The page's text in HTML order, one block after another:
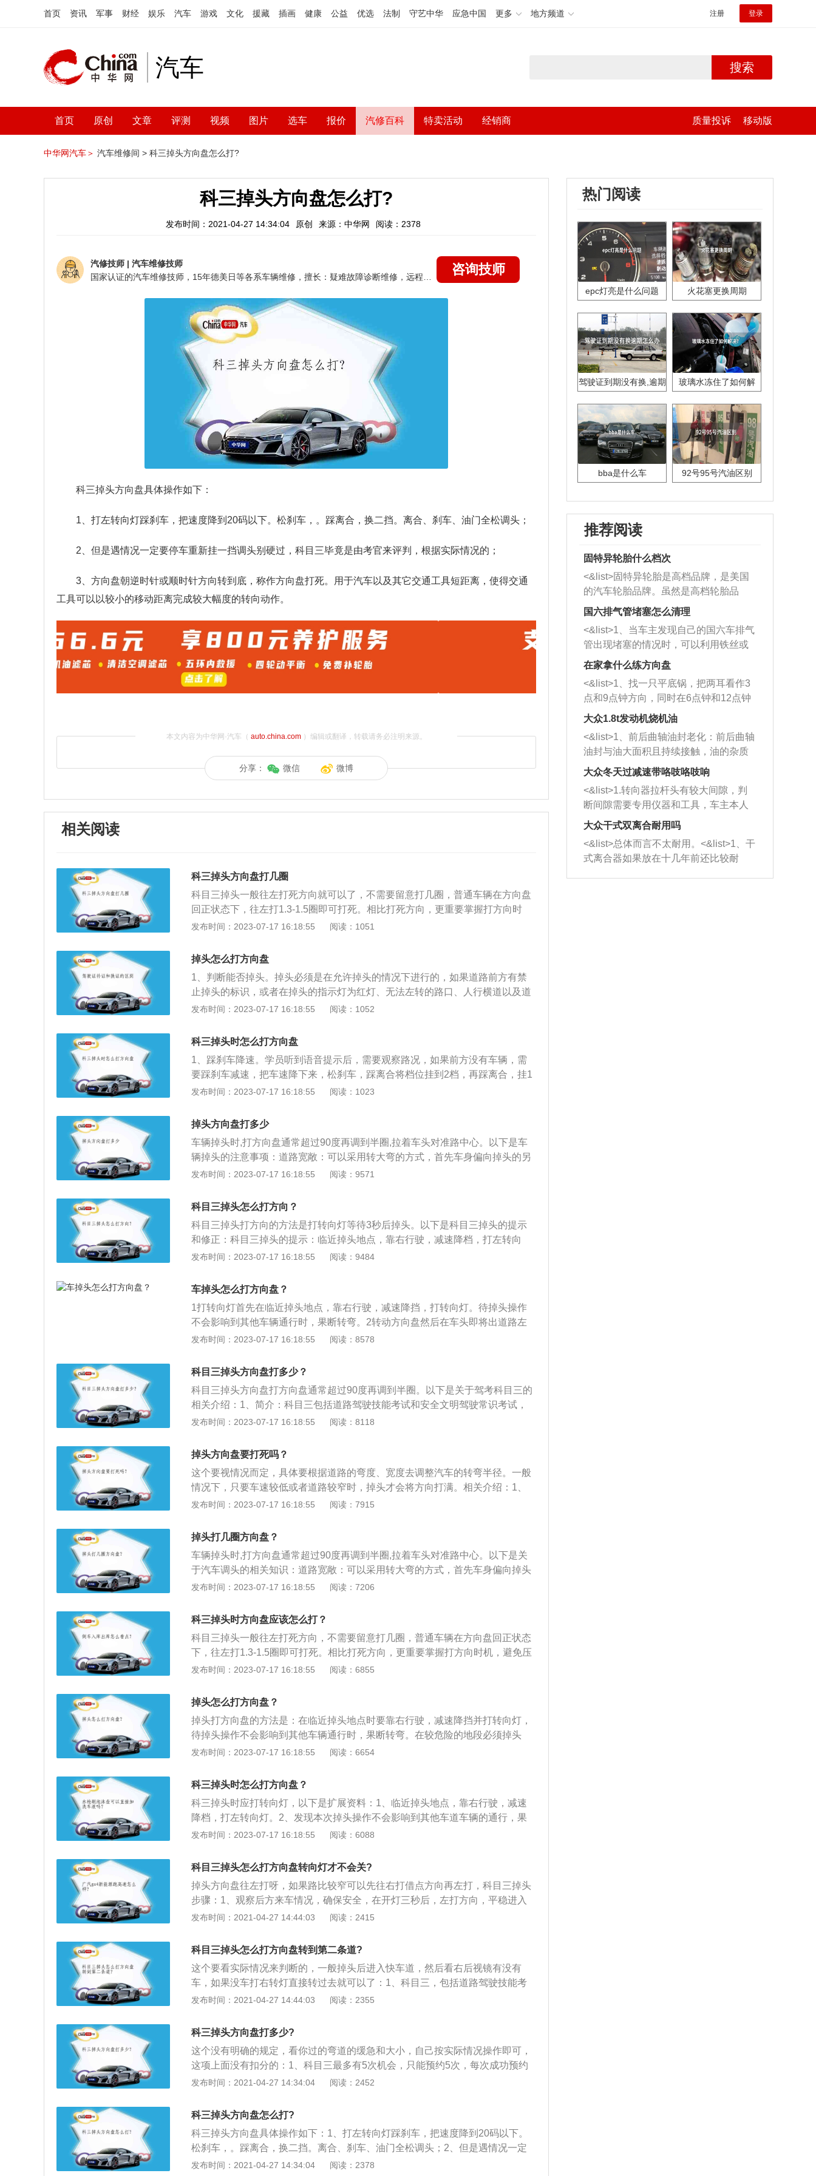
首页 资讯 军事 财经 娱乐 汽车 游戏 文化 援藏 插画 健康 公益 优选 法制 守艺中华 应急中国 更多 地方频道 注册 登录
汽车 搜索
首页 原创 文章 评测 视频 图片 选车 报价 汽修百科 特卖活动 经销商 质量投诉 移动版
中华网汽车＞ 汽车维修间 > 科三掉头方向盘怎么打?
科三掉头方向盘怎么打?
发布时间：2021-04-27 14:34:04 原创 来源：中华网 阅读：2378
汽修技师 | 汽车维修技师
咨询技师
科三掉头方向盘具体操作如下：
1、打左转向灯踩刹车，把速度降到20码以下。松刹车，。踩离合，换二挡。离合、刹车、油门全松调头；
2、但是遇情况一定要停车重新挂一挡调头别硬过，科目三毕竟是由考官来评判，根据实际情况的；
3、方向盘朝逆时针或顺时针方向转到底，称作方向盘打死。用于汽车以及其它交通工具短距离，使得交通
工具可以以较小的移动距离完成较大幅度的转向动作。
本文内容为中华网·汽车（ auto.china.com）编辑或翻译，转载请务必注明来源。
分享： 微信 微博
相关阅读
科三掉头方向盘打几圈
科目三掉头一般往左打死方向就可以了，不需要留意打几圈，普通车辆在方向盘
回正状态下，往左打1.3-1.5圈即可打死。相比打死方向，更重要掌握打方向时
机，避免压线直接挂科。掉头前应仔细观察路况，在不影响其他车辆或行人通
头，不能在人行道上掉头或停在人行道上。遇到红绿灯路口掉头，道路中心线靠
近车辆一侧为虚线，可直接掉头；道路中心线靠近车辆一侧为实线，等红绿灯亮
了越过停止线掉头。考试车道最内侧为直行车道，车辆靠近中心线是虚线，在确
认安全且不影响其他车辆通行情况下，可以随时掉头。
发布时间：2023-07-17 16:18:55 阅读：1051
掉头怎么打方向盘
1、判断能否掉头。掉头必须是在允许掉头的情况下进行的，如果道路前方有禁
止掉头的标识，或者在掉头的指示灯为红灯、无法左转的路口、人行横道以及道
路中心线是实线的情况下，都是不允许转弯的。2、向右行驶。在掉头位置附近
有信号灯，需要注意信号灯以及迎面来车的情况，在确定掉头操作不会影响其他
通行车辆时，将方向盘打满后转弯掉头。4、回正方向盘。等到掉头完成，车身
回正后，将方向盘打回，关闭转向灯。5、停车、倒车相结合。如果道路比较
窄，或者操作技术不够，没办法一次完成掉头，可以采用停车和倒车相结合的方
式。当掉头过程中，发现前方有障碍物时，需要及时踩刹车将车辆停下，向右边
正方向盘，接着再打开转向灯，向左边打方向，挂前进挡行驶，完成掉头。不
过，在掉头的时候也不是全都要将方向盘打满的，在道路比较宽阔的时候，可以
以大迂回摆动车身的方式完成掉头，即掉头前向右转弯的幅度大一些，掉头时打
性是比较大的，速度过快，很可能会造成侧翻的情况。
发布时间：2023-07-17 16:18:55 阅读：1052
科三掉头时怎么打方向盘
1、踩刹车降速。学员听到语音提示后，需要观察路况，如果前方没有车辆，需
要踩刹车减速，把车速降下来，松刹车，踩离合将档位挂到2档，再踩离合，挂1
档，把车速控制在10码左右。2、开左转向灯。驾驶员观察左右后视镜，确认后
车身的一半过了停止线后，即可将方向盘往左打死，驶入相应的车道。4、回正
方向盘。车辆成功掉头后，关闭左转向灯，并及时把方向盘回正，不能压线。
5、踩油门加速。学员在完成掉头后，需要把速度提上去，踩油门加速一段距离
后，再松开油门，踩离合，把档位挂到2档，再以同样的方法把档位挂到3档。掉
头前，学员应仔细观察路况，在不影响其他车辆或行人的情况下，才能掉头。学
打方向盘要规范平稳，回正方向盘不要过早或过晚。听到语音提示“掉头完
成”时，学员才能继续下一个流程考试。
发布时间：2023-07-17 16:18:55 阅读：1023
掉头方向盘打多少
车辆掉头时,打方向盘通常超过90度再调到半圈,拉着车头对准路中心。以下是车
辆掉头的注意事项：道路宽敞：可以采用转大弯的方式，首先车身偏向掉头的另
一侧，然后打转向灯，确认安全后打满方向盘转弯掉头。道路狭窄：采取前进或
碍物时踏下离合器，轻踏制动踏板，在车辆还未完全停止时并将方向盘迅速反方
向转足，将前轮转至后退所需的新方向，立即将车停稳。
发布时间：2023-07-17 16:18:55 阅读：9571
科目三掉头怎么打方向？
科目三掉头打方向的方法是打转向灯等待3秒后掉头。以下是科目三掉头的提示
和修正：科目三掉头的提示：临近掉头地点，靠右行驶，减速降档，打左转向
灯。发现本次掉头操作不会影响到其它车道车辆的通行，果断左转。车头即将出
道路两边的车流情况，确定安全后立马挂后退档倒车。确定有足够空间完成左转
弯掉头时，立即停车，迅速挂1档，向左打死方向，完成掉头。科目三掉头的修
正：向右打死方向盘时比基准点晚了一点，还能补救，滞后太多就不行，因为方
向盘已经向右打死，不能再往右调整方向，这个时候方向盘不动，慢慢倒车，观
察左后视镜，当左边后车轮安全进库，车身与库边线平行时，迅速回正方向盘，
发布时间：2023-07-17 16:18:55 阅读：9484
车掉头怎么打方向盘？
1打转向灯首先在临近掉头地点，靠右行驶，减速降挡，打转向灯。待掉头操作
不会影响到其他车辆通行时，果断转弯。2转动方向盘然后在车头即将出道路左
侧边线时，马上回正，刹车并向右急打两圈方向。并鸣喇叭观察车后方及道路两
时，立即停车，迅速挂1档，打死方向即可。
发布时间：2023-07-17 16:18:55 阅读：8578
科目三掉头方向盘打多少？
科目三掉头方向盘打方向盘通常超过90度再调到半圈。以下是关于驾考科目三的
相关介绍：1、简介：科目三包括道路驾驶技能考试和安全文明驾驶常识考试，
是机动车驾驶证考核的一部分，是机动车驾驶人考试中道路驾驶技能和安全文明
目三具体考试内容：道路驾驶技能考试内容一般包括：上车准备、灯光模拟考
试、起步、直线行驶、加减档位操作、变更车道、靠边停车、直行通过路口、路
口左转弯、路口右转弯、通过人行横道线、通过学校区域、通过公共汽车站、会
车、超车、掉头、夜间行驶；安全文明驾驶常识考试内容一般包括：安全文明驾
驶操作要求、恶劣气象和复杂道路条件下的安全驾驶知识、爆胎等紧急情况下的
发布时间：2023-07-17 16:18:55 阅读：8118
掉头方向盘要打死吗？
这个要视情况而定，具体要根据道路的弯度、宽度去调整汽车的转弯半径。一般
情况下，只要车速较低或者道路较窄时，掉头才会将方向打满。相关介绍：1、
正确的方向盘握法:坐姿端正、双手握于如同时钟在10点10分或9点15分所处的位
或窗框上。2、方向盘构成：骨架，一般为锌合金，或者铝合金，有些生产厂家
正在尝试采用更便宜、更轻的镁合金。骨架采用压铸生产。少部分厂家还在使用
钢材钣金做骨架，结构复杂。
发布时间：2023-07-17 16:18:55 阅读：7915
掉头打几圈方向盘？
车辆掉头时,打方向盘通常超过90度再调到半圈,拉着车头对准路中心。以下是关
于汽车调头的相关知识：道路宽敞：可以采用转大弯的方式，首先车身偏向掉头
的另一侧，然后打转向灯，确认安全后打满方向盘转弯掉头。道路狭窄：采取前
近障碍物时踏下离合器，轻踏制动踏板，在车辆还未完全停止时并将方向盘迅速
反方向转足，将前轮转至后退所需的新方向，立即将车停稳。
发布时间：2023-07-17 16:18:55 阅读：7206
科三掉头时方向盘应该怎么打？
科目三掉头一般往左打死方向，不需要留意打几圈，普通车辆在方向盘回正状态
下，往左打1.3-1.5圈即可打死。相比打死方向，更重要掌握打方向时机，避免压
线直接挂科。科目三掉头不压线具体注意事项如下：1、听到语音指示“前方请掉
向灯，扭头观察左右后视镜确认安全，转向灯亮3秒后才可以进行掉头操作。3、
正常情况下，车身的一半已经通过停止线，然后往左打死方向盘不会压线。4、
掉头进入相应车道后回正方向盘，并且及时关闭左转向灯，迅速提速至当前车道
的车速要求。
发布时间：2023-07-17 16:18:55 阅读：6855
掉头怎么打方向盘？
掉头打方向盘的方法是：在临近掉头地点时要靠右行驶，减速降挡并打转向灯，
待掉头操作不会影响到其他车辆通行时，果断转弯。在较危险的地段必须掉头
时，为便于观察，车尾应朝向较安全的一边，车头则朝向前方，或者有会开车
方向的轮状装置，功能是将驾驶员作用到转向盘边缘上的力转变为转矩后传递给
转向轴，主要由骨架、发泡和主驾驶气囊DAB对应的安装卡扣或螺钉孔等构成。
发布时间：2023-07-17 16:18:55 阅读：6654
科三掉头时怎么打方向盘？
科三掉头时应打转向灯，以下是扩展资料：1、临近掉头地点，靠右行驶，减速
降档，打左转向灯。2、发现本次掉头操作不会影响到其他车道车辆的通行，果
断左转。3、车头即将出道路左侧边线时，马上回正，刹车并向右急打两圈方
倒车。5、确定有足够空间完成左转弯掉头时，立即停车，迅速挂1档，向左打死
方向，完成掉头。
发布时间：2023-07-17 16:18:55 阅读：6088
科目三掉头怎么打方向盘转向灯才不会关?
掉头方向盘往左打呀，如果路比较窄可以先往右打借点方向再左打，科目三掉头
步骤：1、观察后方来车情况，确保安全，在开灯三秒后，左打方向，平稳进入
内车道；2、若左转向灯自动复位后，要迅速再次打开左转向灯；3、三挡前行至
码），换一挡；4、仔细观察前、后、左、右的交通情况，严格控制车速。驶入
掉头点后，迅速将方向盘往左打死，迅速掉头。
发布时间：2021-04-27 14:44:03 阅读：2415
科目三掉头怎么打方向盘转到第二条道?
这个要看实际情况来判断的，一般掉头后进入快车道，然后看右后视镜有没有
车，如果没车打右转灯直接转过去就可以了：1、科目三，包括道路驾驶技能考
试和安全文明驾驶常识考试，是机动车驾驶证考核的一部分，是机动车驾驶人考
驶技能考试内容不同；2、科目三的道路驾驶技能考试内容一般包括：上车准
备、灯光模拟考试、起步、直线行驶、加减挡位操作、变更车道、靠边停车、直
行通过路口、路口左转弯、路口右转弯、通过人行横道线、通过学校区域、通过
公共汽车站、会车、超车、掉头、夜间行驶；3、安全文明驾驶常识考试内容一
般包括：安全文明驾驶操作要求、恶劣气象和复杂道路条件下的安全驾驶知识、
发布时间：2021-04-27 14:44:03 阅读：2355
科三掉头方向盘打多少?
这个没有明确的规定，看你过的弯道的缓急和大小，自己按实际情况操作即可，
这项上面没有扣分的：1、科目三最多有5次机会，只能预约5次，每次成功预约
考试有2次机会，如果2次机会都没有考过，就需要补考；2、没有参加补考或补
考证明有效期内，科目三考试次数不得超过5次，如果第5次考试仍不及格的，就
会导致其他已考试及格的科目成绩无效。
发布时间：2021-04-27 14:34:04 阅读：2452
科三掉头方向盘怎么打?
科三掉头方向盘具体操作如下：1、打左转向灯踩刹车，把速度降到20码以下。
松刹车，。踩离合，换二挡。离合、刹车、油门全松调头；2、但是遇情况一定
要停车重新挂一挡调头别硬过，科目三毕竟是由考官来评判，根据实际情况的；
发布时间：2021-04-27 14:34:04 阅读：2378
热门阅读
epc灯亮是什么问题 火花塞更换周期
驾驶证到期没有换,逾期
玻璃水冻住了如何解
bba是什么车 92号95号汽油区别
推荐阅读
固特异轮胎什么档次
<&list>固特异轮胎是高档品牌，是美国
的汽车轮胎品牌。虽然是高档轮胎品
牌，但是中高低端的轮胎都有生产，这
也是为了更好的开拓市场。
国六排气管堵塞怎么清理
<&list>1、当车主发现自己的国六车排气
管出现堵塞的情况时，可以利用铁丝或
者是细棍，直接将杂物给取出来，如果
堵塞情况比较严重，也可以采取应急措
施。 <&list>2、直接利用木棍将所有的
杂物推到排气管里面的位置处，然后将
三元催化器拆解开，就可以将堵塞的东
西取出来。但如果是因为积碳过多引起
的堵塞，就需要将三元催化器泡在草酸
洗剂对堵塞的情况得到解决，将清洗剂
放在燃油箱中，与燃油混合后，车辆启
动时，就可以和汽油一起进入到燃烧
室，最后形成废气排出，就可以让三元
催化器得到清洗，排气管堵塞的情况就
能够得到解决。
在家拿什么练方向盘
<&list>1、找一只平底锅，把两耳看作3
点和9点钟方向，同时在6点钟和12点钟
方向做一个标记。 <&list>2、双手握住
一圈半的练习，往右同样也要打相同的
圈数。 <&list>3、最后强调要反复练
习，这样就可以形成肌肉记忆，在真实
驾驶车辆时，不需要记忆也能打好方
向。
大众1.8t发动机烧机油
<&list>1、前后曲轴油封老化：前后曲轴
油封与油大面积且持续接触，油的杂质
和发动机内持续温度变化使其密封效果
逐渐减弱，导致渗油或漏油。<&list>2、
活塞间隙过大：积碳会使活塞环与缸体
的间隙扩大，导致机油流入燃烧室中，
造成烧机油。<&list>3、机油粘度。使用
机油粘度过小的话，同样会有烧机油现
象，机油粘度过小具有很好的流动性，
大众冬天过减速带咯吱咯吱响
<&list>1.转向器拉杆头有较大间隙，判
断间隙需要专用仪器和工具，车主本人
无法制作，需要将车辆送到修理厂或4s
店；<&list>2.车辆半轴套管防尘罩破
裂，破裂后会出现漏油现象，使半轴磨
损严重，磨损的半轴容易损坏，产生异
响；<&list>3.稳定器的转向胶套和球头
大众干式双离合耐用吗
<&list>总体而言不太耐用。<&list>1、干
式离合器如果放在十几年前还比较耐